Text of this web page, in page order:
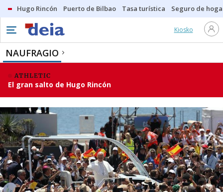
Hugo Rincón Puerto de Bilbao Tasa turística Seguro de
Kiosko
NAUFRAGIO
ATHLETIC
El gran salto de Hugo Rincón